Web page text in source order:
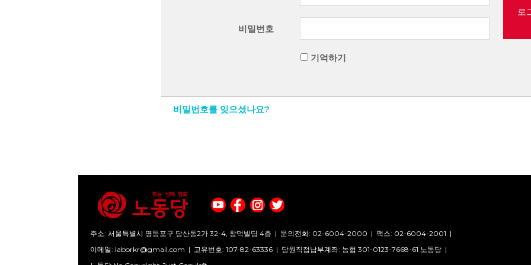
비밀번호
기억하기
로
비밀번호를 잊으셨나요?
주소: 서울특별시 영등포구 당산동2가 32-4, 창덕빌딩 4층 | 문의전화: 02-6004-2000 | 팩스: 02-6004-2001 |
이메일: laborkr@gmail.com | 고유번호: 107-82-63336 | 당원직접납부계좌: 농협 301-0123-7668-61 노동당 |